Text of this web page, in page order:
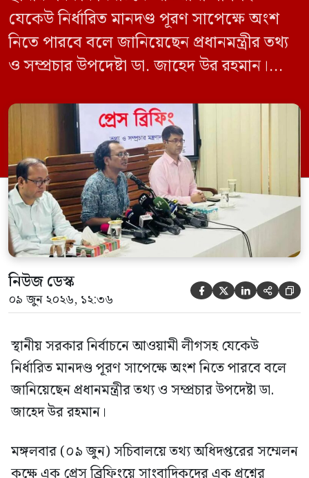
যেকেউ নির্ধারিত মানদণ্ড পূরণ সাপেক্ষে অংশ
নিতে পারবে বলে জানিয়েছেন প্রধানমন্ত্রীর তথ্য
ও সম্প্রচার উপদেষ্টা ডা. জাহেদ উর রহমান।
সম্মেলন কক্ষে এক প্রেস ব্রিফিংয়ে সাংবাদিকদের
এক প্রশ্নের জবাবে তিনি এ কথা বলেন।
নিউজ ডেস্ক
০৯ জুন ২০২৬, ১২:৩৬     
স্থানীয় সরকার নির্বাচনে আওয়ামী লীগসহ যেকেউ
নির্ধারিত মানদণ্ড পূরণ সাপেক্ষে অংশ নিতে পারবে বলে
জানিয়েছেন প্রধানমন্ত্রীর তথ্য ও সম্প্রচার উপদেষ্টা ডা.
জাহেদ উর রহমান।
মঙ্গলবার (০৯ জুন) সচিবালয়ে তথ্য অধিদপ্তরের সম্মেলন